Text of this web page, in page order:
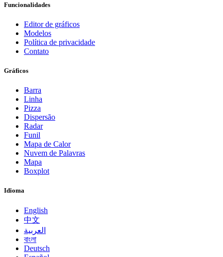
Funcionalidades
Editor de gráficos
Modelos
Política de privacidade
Contato
Gráficos
Barra
Linha
Pizza
Dispersão
Radar
Funil
Mapa de Calor
Nuvem de Palavras
Mapa
Boxplot
Idioma
English
中文
العربية
বাংলা
Deutsch